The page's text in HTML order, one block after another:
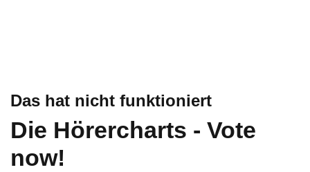
Das hat nicht funktioniert
Die Hörercharts - Vote
now!